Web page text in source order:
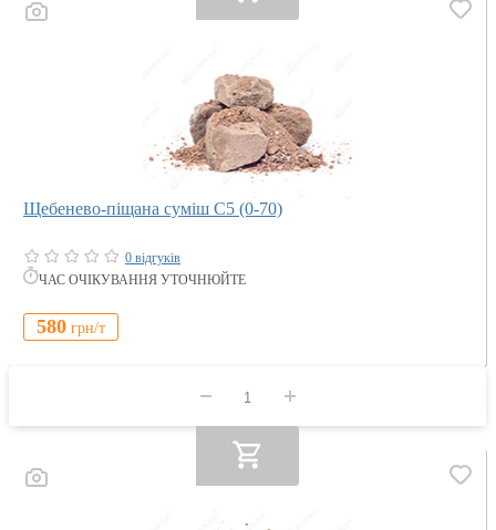
Щебенево-піщана суміш С5 (0-70)
0 відгуків
ЧАС ОЧІКУВАННЯ УТОЧНЮЙТЕ
580 грн/т